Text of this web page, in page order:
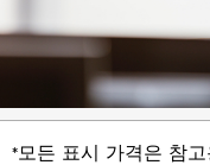
*모든 표시 가격은 참